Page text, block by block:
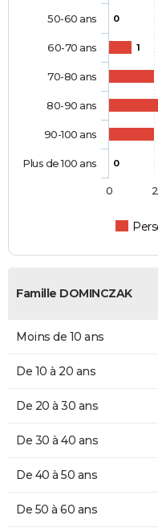
0
1
0
50-60 ans
60-70 ans
70-80 ans
80-90 ans
90-100 ans
Plus de 100 ans
0 2
Famille DOMINCZAK
Moins de 10 ans
De 10 à 20 ans
De 20 à 30 ans
De 30 à 40 ans
De 40 à 50 ans
De 50 à 60 ans